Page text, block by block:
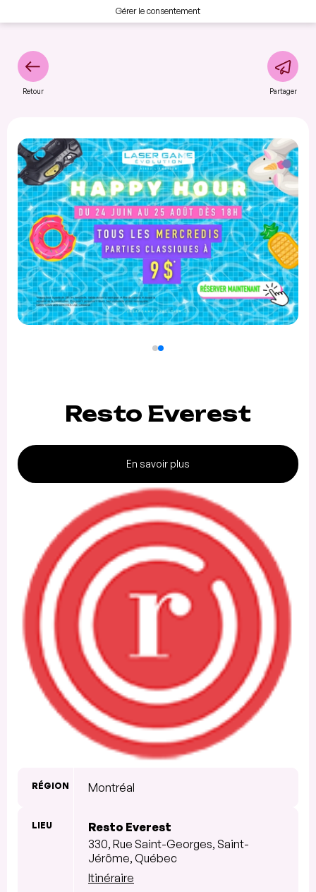
Gérer le consentement
Retour Partager
Resto Everest
En savoir plus
RÉGION Montréal
LIEU
Resto Everest
330, Rue Saint-Georges, Saint-
Jérôme, Québec
Itinéraire